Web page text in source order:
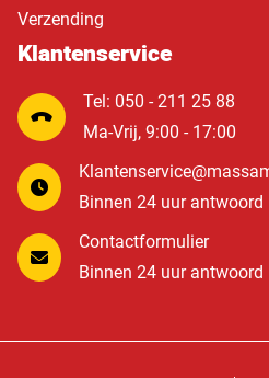
Verzending
Klantenservice
Tel: 050 - 211 25 88
Ma-Vrij, 9:00 - 17:00
Binnen 24 uur antwoord
Contactformulier
Binnen 24 uur antwoord